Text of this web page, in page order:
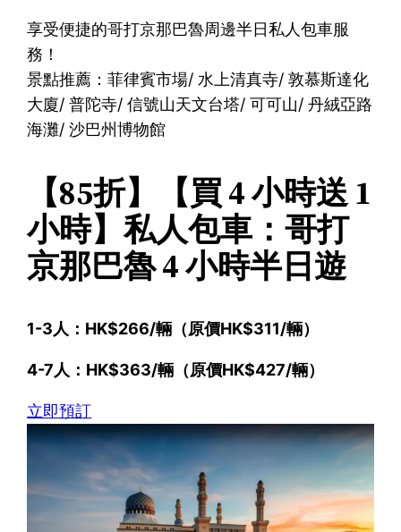
享受便捷的哥打京那巴魯周邊半日私人包車服
務！
景點推薦：菲律賓市場/ 水上清真寺/ 敦慕斯達化
大廈/ 普陀寺/ 信號山天文台塔/ 可可山/ 丹絨亞路
海灘/ 沙巴州博物館
【85折】【買 4 小時送 1
小時】私人包車：哥打
京那巴魯 4 小時半日遊
1-3人：HK$266/輛（原價HK$311/輛）
4-7人：HK$363/輛（原價HK$427/輛）
立即預訂